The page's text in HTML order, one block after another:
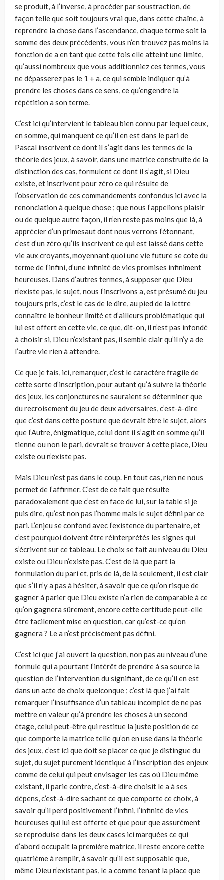
se produit, à l’inverse, à procéder par soustraction, de
façon telle que soit toujours vrai que, dans cette chaîne, à
reprendre la chose dans l’ascendance, chaque terme soit la
somme des deux précédents, vous n’en trouvez pas moins la
fonction de a en tant que cette fois elle atteint une limite,
qu’aussi nombreux que vous additionniez ces termes, vous
ne dépasserez pas le 1 + a, ce qui semble indiquer qu’à
prendre les choses dans ce sens, ce qu’engendre la
répétition a son terme.
C’est ici qu’intervient le tableau bien connu par lequel ceux,
en somme, qui manquent ce qu’il en est dans le pari de
Pascal inscrivent ce dont il s’agit dans les termes de la
théorie des jeux, à savoir, dans une matrice construite de la
distinction des cas, formulent ce dont il s’agit, si Dieu
existe, et inscrivent pour zéro ce qui résulte de
l’observation de ces commandements confondus ici avec la
renonciation à quelque chose ; que nous l’appelions plaisir
ou de quelque autre façon, il n’en reste pas moins que là, à
apprécier d’un primesaut dont nous verrons l’étonnant,
c’est d’un zéro qu’ils inscrivent ce qui est laissé dans cette
vie aux croyants, moyennant quoi une vie future se cote du
terme de l’infini, d’une infinité de vies promises infiniment
heureuses. Dans d’autres termes, à supposer que Dieu
n’existe pas, le sujet, nous l’inscrivons a, est présumé du jeu
toujours pris, c’est le cas de le dire, au pied de la lettre
connaître le bonheur limité et d’ailleurs problématique qui
lui est offert en cette vie, ce que, dit-on, il n’est pas infondé
à choisir si, Dieu n’existant pas, il semble clair qu’il n’y a de
l’autre vie rien à attendre.
Ce que je fais, ici, remarquer, c’est le caractère fragile de
cette sorte d’inscription, pour autant qu’à suivre la théorie
des jeux, les conjonctures ne sauraient se déterminer que
du recroisement du jeu de deux adversaires, c’est-à-dire
que c’est dans cette posture que devrait être le sujet, alors
que l’Autre, énigmatique, celui dont il s’agit en somme qu’il
tienne ou non le pari, devrait se trouver à cette place, Dieu
existe ou n’existe pas.
Mais Dieu n’est pas dans le coup. En tout cas, rien ne nous
permet de l’affirmer. C’est de ce fait que résulte
paradoxalement que c’est en face de lui, sur la table si je
puis dire, qu’est non pas l’homme mais le sujet défini par ce
pari. L’enjeu se confond avec l’existence du partenaire, et
c’est pourquoi doivent être réinterprétés les signes qui
s’écrivent sur ce tableau. Le choix se fait au niveau du Dieu
existe ou Dieu n’existe pas. C’est de là que part la
formulation du pari et, pris de là, de là seulement, il est clair
que s’il n’y a pas à hésiter, à savoir que ce qu’on risque de
gagner à parier que Dieu existe n’a rien de comparable à ce
qu’on gagnera sûrement, encore cette certitude peut-elle
être facilement mise en question, car qu’est-ce qu’on
gagnera ? Le a n’est précisément pas défini.
C’est ici que j’ai ouvert la question, non pas au niveau d’une
formule qui a pourtant l’intérêt de prendre à sa source la
question de l’intervention du signifiant, de ce qu’il en est
dans un acte de choix quelconque ; c’est là que j’ai fait
remarquer l’insuffisance d’un tableau incomplet de ne pas
mettre en valeur qu’à prendre les choses à un second
étage, celui peut-être qui restitue la juste position de ce
que comporte la matrice telle qu’on en use dans la théorie
des jeux, c’est ici que doit se placer ce que je distingue du
sujet, du sujet purement identique à l’inscription des enjeux
comme de celui qui peut envisager les cas où Dieu même
existant, il parie contre, c’est-à-dire choisit le a à ses
dépens, c’est-à-dire sachant ce que comporte ce choix, à
savoir qu’il perd positivement l’infini, l’infinité de vies
heureuses qui lui est offerte et que pour que assurément
se reproduise dans les deux cases ici marquées ce qui
d’abord occupait la première matrice, il reste encore cette
quatrième à remplir, à savoir qu’il est supposable que,
même Dieu n’existant pas, le a comme tenant la place que